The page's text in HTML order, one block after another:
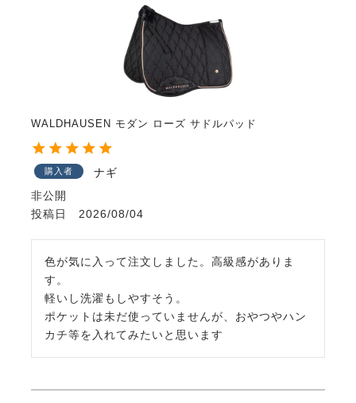
WALDHAUSEN モダン ローズ サドルパッド
購入者
ナギ
非公開
投稿日
2026/08/04
色が気に入って注文しました。高級感がありま
す。
軽いし洗濯もしやすそう。
ポケットは未だ使っていませんが、おやつやハン
カチ等を入れてみたいと思います